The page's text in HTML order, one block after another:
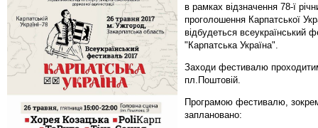
в рамках відзначення 78-ї
проголошення Карпатської
відбудеться всеукраїнський
"Карпатська Україна".
Заходи фестивалю
пл.Поштовій.
Програмою фестивалю,
заплановано: